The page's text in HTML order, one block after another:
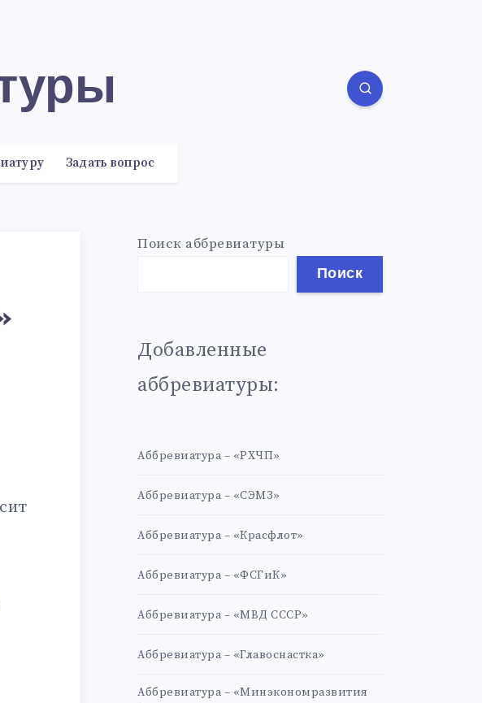
Задать вопрос
Поиск аббревиатуры
Поиск
Добавленные
аббревиатуры:
Аббревиатура – «РХЧП»
Аббревиатура – «СЭМЗ»
Аббревиатура – «Красфлот»
Аббревиатура – «ФСГиК»
Аббревиатура – «МВД СССР»
Аббревиатура – «Главоснастка»
Аббревиатура – «Минэкономразвития